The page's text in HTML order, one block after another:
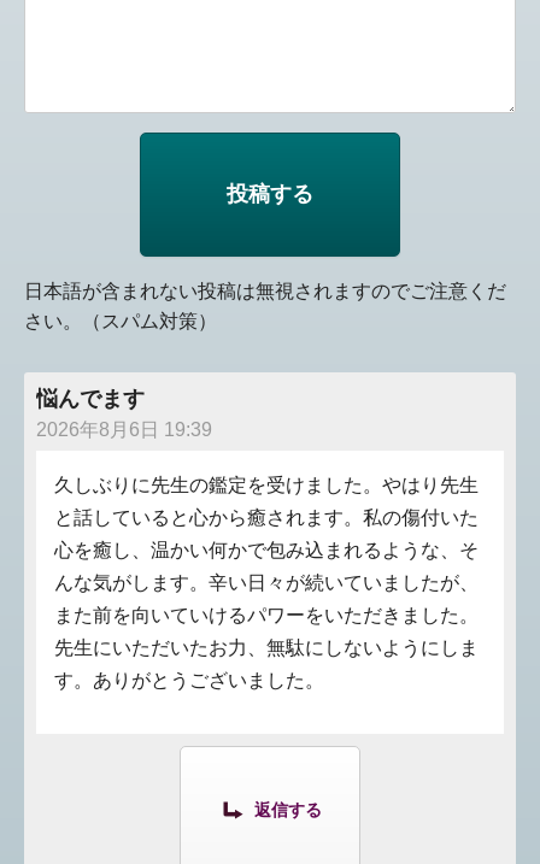
日本語が含まれない投稿は無視されますのでご注意くだ
さい。（スパム対策）
悩んでます
2026年8月6日 19:39
久しぶりに先生の鑑定を受けました。やはり先生
と話していると心から癒されます。私の傷付いた
心を癒し、温かい何かで包み込まれるような、そ
んな気がします。辛い日々が続いていましたが、
また前を向いていけるパワーをいただきました。
先生にいただいたお力、無駄にしないようにしま
す。ありがとうございました。
返信する